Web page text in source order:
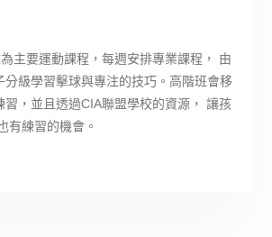
主要運動課程，每週安排專業課程， 由
分級學習擊球與專注的技巧。高階班會移
習，並且透過CIA聯盟學校的資源， 讓孩
有練習的機會。